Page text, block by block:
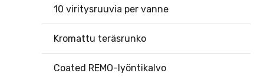
10 viritysruuvia per vanne
Kromattu teräsrunko
Coated REMO-lyöntikalvo